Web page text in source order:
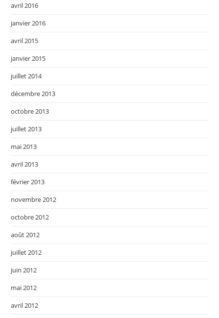
avril 2016
janvier 2016
avril 2015
janvier 2015
juillet 2014
décembre 2013
octobre 2013
juillet 2013
mai 2013
avril 2013
février 2013
novembre 2012
octobre 2012
août 2012
juillet 2012
juin 2012
mai 2012
avril 2012